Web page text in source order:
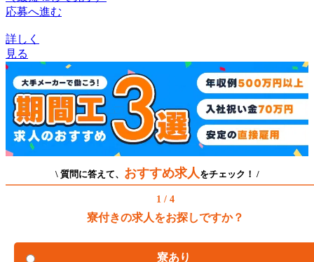
応募へ進む
詳しく
見る
\ 質問に答えて、 おすすめ求人 をチェック！ /
1 / 4
寮付きの求人をお探しですか？
寮あり